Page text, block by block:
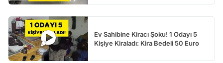
Ev Sahibine Kiracı Şoku! 1 Odayı 5
Kişiye Kiraladı: Kira Bedeli 50 Euro